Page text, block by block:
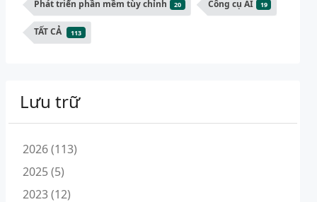
Phát triển phần mềm tùy chỉnh 20 Công cụ AI 19
TẤT CẢ 113
Lưu trữ
2026 (113)
2025 (5)
2023 (12)